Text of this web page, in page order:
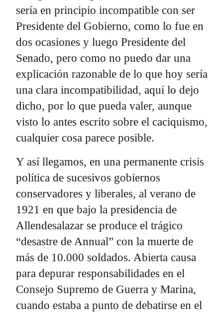
sería en principio incompatible con ser
Presidente del Gobierno, como lo fue en
dos ocasiones y luego Presidente del
Senado, pero como no puedo dar una
explicación razonable de lo que hoy sería
una clara incompatibilidad, aquí lo dejo
dicho, por lo que pueda valer, aunque
visto lo antes escrito sobre el caciquismo,
cualquier cosa parece posible.
Y así llegamos, en una permanente crisis
política de sucesivos gobiernos
conservadores y liberales, al verano de
1921 en que bajo la presidencia de
Allendesalazar se produce el trágico
“desastre de Annual” con la muerte de
más de 10.000 soldados. Abierta causa
para depurar responsabilidades en el
Consejo Supremo de Guerra y Marina,
cuando estaba a punto de debatirse en el